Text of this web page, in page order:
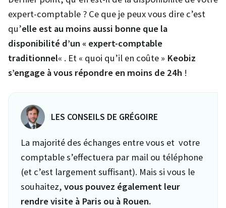
expert-comptable ? Ce que je peux vous dire c’est
qu’elle est au moins aussi bonne que la
disponibilité d’un « expert-comptable
traditionnel« . Et « quoi qu’il en coûte » Keobiz
s’engage à vous répondre en moins de 24h !
LES CONSEILS DE GRÉGOIRE
La majorité des échanges entre vous et votre
comptable s’effectuera par mail ou téléphone
(et c’est largement suffisant). Mais si vous le
souhaitez, vous pouvez également leur
rendre visite à Paris ou à Rouen.